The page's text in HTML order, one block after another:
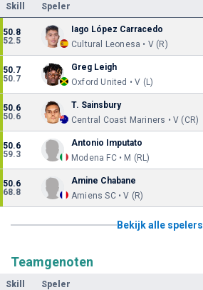
Skill Speler
50.8
52.5
Iago López Carracedo
Cultural Leonesa • V (R)
50.7
50.7
Greg Leigh
Oxford United • V (L)
50.6
50.6
T. Sainsbury
Central Coast Mariners • V (CR)
50.6
59.3
Antonio Imputato
Modena FC • M (RL)
50.6
68.8
Amine Chabane
Amiens SC • V (R)
Bekijk alle spelers
Teamgenoten
Skill Speler